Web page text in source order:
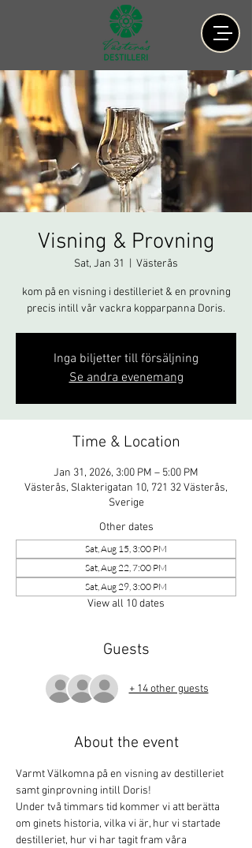
Visning & Provning
Sat, Jan 31 Västerås
kom på en visning i destilleriet & en provning
precis intill vår vackra kopparpanna Doris.
Inga biljetter till försäljning
Se andra evenemang
Time & Location
Jan 31, 2026, 3:00 PM – 5:00 PM
Västerås, Slakterigatan 10, 721 32 Västerås,
Sverige
Other dates
Sat, Aug 15, 3:00 PM
Sat, Aug 22, 7:00 PM
Sat, Aug 29, 3:00 PM
View all 10 dates
Guests
+ 14 other guests
About the event
Varmt Välkomna på en visning av destilleriet
samt ginprovning intill Doris!
Under två timmars tid kommer vi att berätta
om ginets historia, vilka vi är, hur vi startade
destilleriet, hur vi har tagit fram våra